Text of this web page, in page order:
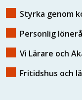
Styrka genom
Personlig
Vi Lärare och
Fritidshus och